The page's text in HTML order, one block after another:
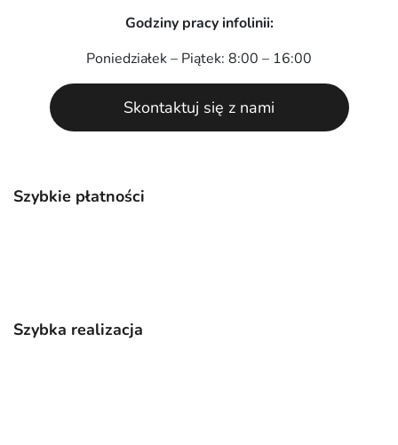
Szybkie płatności
Szybka realizacja
Godziny pracy infolinii:
Poniedziałek – Piątek: 8:00 – 16:00
Skontaktuj się z nami